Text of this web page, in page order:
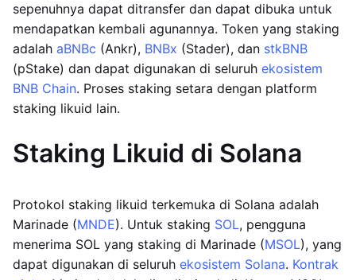
sepenuhnya dapat ditransfer dan dapat dibuka untuk
mendapatkan kembali agunannya. Token yang staking
adalah aBNBc (Ankr), BNBx (Stader), dan stkBNB
(pStake) dan dapat digunakan di seluruh ekosistem
BNB Chain. Proses staking setara dengan platform
staking likuid lain.
Staking Likuid di Solana
Protokol staking likuid terkemuka di Solana adalah
Marinade (MNDE). Untuk staking SOL, pengguna
menerima SOL yang staking di Marinade (MSOL), yang
dapat digunakan di seluruh ekosistem Solana. Kontrak